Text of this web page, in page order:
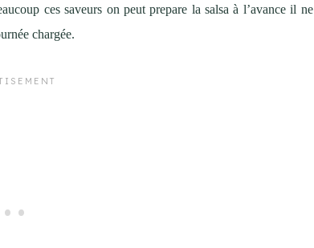
ces saveurs on peut prepare la salsa à l’avance il ne
chargée.